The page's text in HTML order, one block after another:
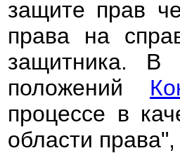
защите прав
права на
защитника. В
положений
процессе в
области